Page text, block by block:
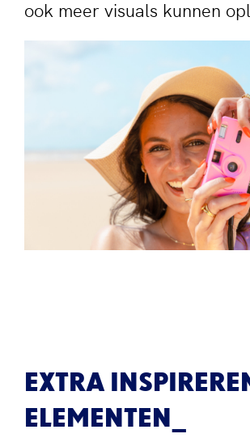
ook meer visuals kunnen
EXTRA
ELEMENTEN